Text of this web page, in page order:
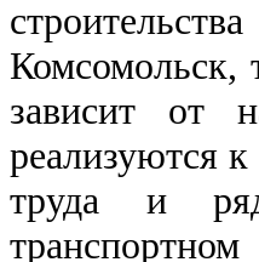
Комсомольск,
зависит от
реализуются
труда и